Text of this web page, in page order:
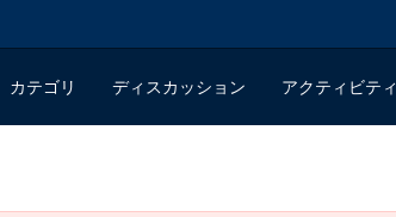
カテゴリ ディスカッション アクティビティ